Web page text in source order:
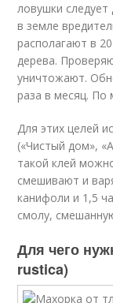
ловушки
в земле
располагают в
дерева.
уничтожают.
раза в месяц. По
Для этих целей
(«Чистый дом»,
такой клей
смешивают и
канифоли и 1,5
смолу,
Для чего
rustica)